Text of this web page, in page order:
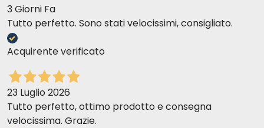
3 Giorni Fa
Tutto perfetto. Sono stati velocissimi, consigliato.
Acquirente verificato
23 Luglio 2026
Tutto perfetto, ottimo prodotto e consegna
velocissima. Grazie.